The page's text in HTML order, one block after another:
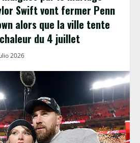
Swift vont fermer Penn
alors que la ville tente
du 4 juillet
2026